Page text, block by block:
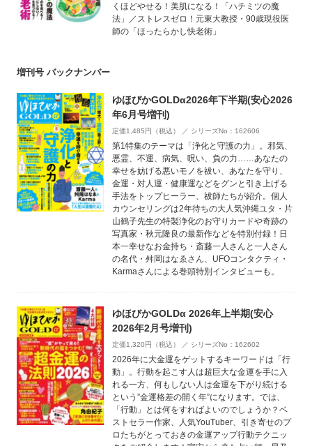
くほどやせる！美肌になる！「ハチミツの魔
法」／ストレスゼロ！元東大教授・90歳現役医
師の「ほったらかし快老術」
増刊号 バックナンバー
ゆほびかGOLDα2026年下半期(安心2026
年6月号増刊)
定価1,485円（税込） ／ シリーズNo：162606
第1特集のテーマは「浄化と守護の力」。邪気、
悪霊、不運、病気、呪い、負の力……あなたの
幸せを妨げる悪いモノを祓い、あなたを守り、
金運・対人運・健康運などをグンと引き上げる
手法をトップヒーラー、祓師たちが紹介。個人
カウンセリングは2年待ちの大人気沖縄ユタ・片
山鶴子先生の特製浄化のお守りカードや奇跡の
写真家・秋元隆良の最新作などを特別付録！日
本一幸せなお金持ち・斎藤一人さんと一人さん
の名代・舛岡はなゑさん、UFOコンタクティ・
Karmaさんによる巻頭特別インタビューも。
ゆほびかGOLDα 2026年上半期(安心
2026年2月号増刊)
定価1,320円（税込） ／ シリーズNo：162602
2026年に大金運をゲットするキーワードは「行
動」。行動を起こす人は超巨大な金運を手に入
れる一方、何もしない人は金運を下がり続ける
という”金運格差の開く年”になります。では、
「行動」とは何をすればよいのでしょうか？ベ
ストセラー作家、人気YouTuber、引き寄せのプ
ロたちがとっておきの金運アップ行動テクニッ